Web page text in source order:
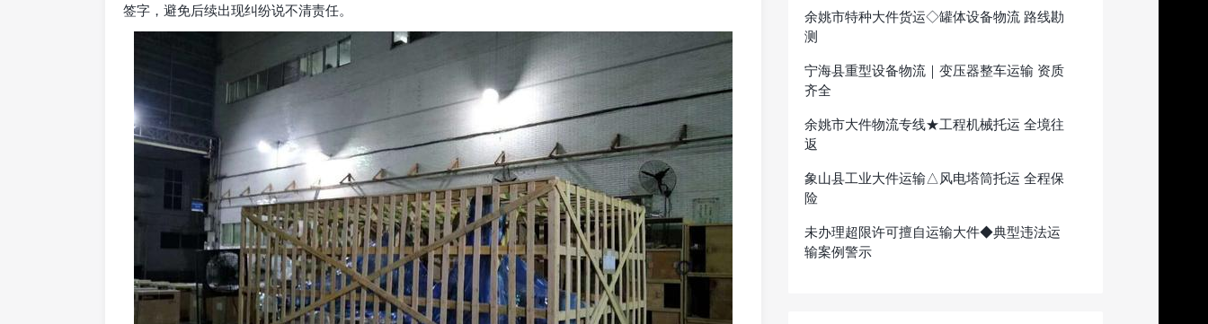
签字，避免后续出现纠纷说不清责任。
余姚市特种大件货运◇罐体设备物流 路线勘
测
宁海县重型设备物流｜变压器整车运输 资质
齐全
余姚市大件物流专线★工程机械托运 全境往
返
象山县工业大件运输△风电塔筒托运 全程保
险
未办理超限许可擅自运输大件◆典型违法运
输案例警示